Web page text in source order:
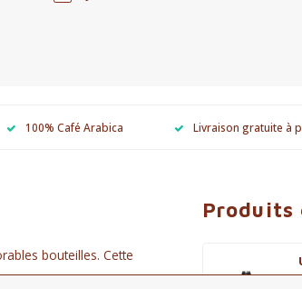
100% Café Arabica Livraison gratuite à
bouteilles. Cette
heures et au frais ou au
Produits